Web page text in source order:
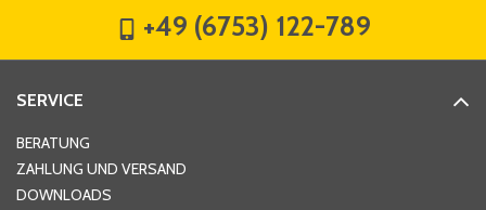
Hausnummer
+49 (6753) 122-789
SERVICE
BERATUNG
ZAHLUNG UND VERSAND
DOWNLOADS